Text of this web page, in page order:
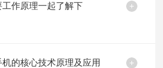
作原理一起了解下
的核心技术原理及应用